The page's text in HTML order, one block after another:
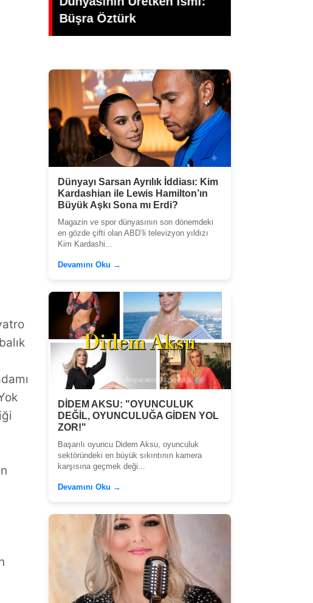
Veda
Dünyayı Sarsan Ayrılık İddiası: Kim
Kardashian ile Lewis Hamilton’ın
Büyük Aşkı Sona mı Erdi?
Magazin ve spor dünyasının son dönemdeki
en gözde çifti olan ABD’li televizyon yıldızı
Kim Kardashi...
Devamını Oku →
DİDEM AKSU: "OYUNCULUK
DEĞİL, OYUNCULUĞA GİDEN YOL
ZOR!"
Başarılı oyuncu Didem Aksu, oyunculuk
sektöründeki en büyük sıkıntının kamera
karşısına geçmek deği...
Devamını Oku →